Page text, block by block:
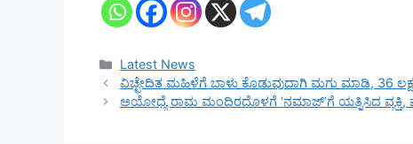
Categories
Latest News
ವಿಚ್ಛೇದಿತ ಮಹಿಳೆಗೆ ಬಾಳು ಕೊಡುವುದಾಗಿ ಮಗು ಮಾಡಿ, 36 ಲಕ್ಷ
ಅಯೋಧ್ಯೆ ರಾಮ ಮಂದಿರದೊಳಗೆ ‘ನಮಾಜ್’ಗೆ ಯತ್ನಿಸಿದ ವ್ಯಕ್ತಿ,